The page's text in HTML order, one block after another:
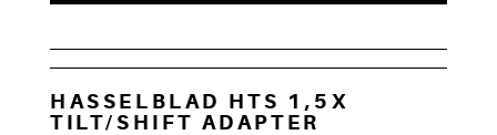
HASSELBLAD HTS 1,5X
TILT/SHIFT ADAPTER